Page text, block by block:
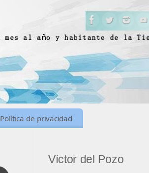
Política de privacidad
Víctor del Pozo